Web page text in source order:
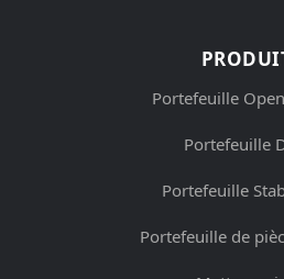
Portefeuille
Portefeuille
Portefeuille
Portefeuille de